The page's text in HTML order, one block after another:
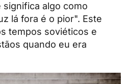
significa algo como
lá fora é o pior". Este
tempos soviéticos e
quando eu era